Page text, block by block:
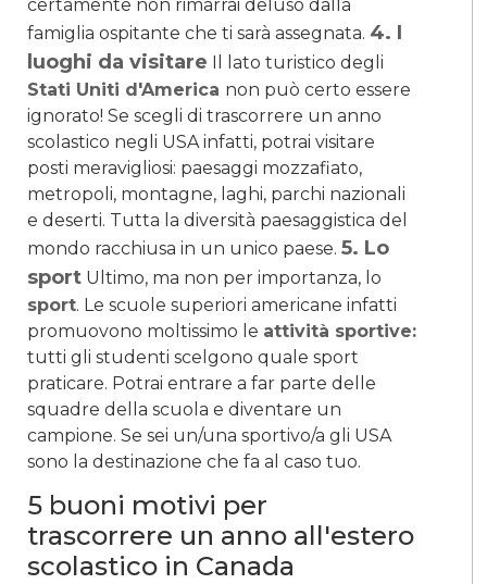
certamente non rimarrai deluso dalla
famiglia ospitante che ti sarà assegnata. 4. I
luoghi da visitare Il lato turistico degli
Stati Uniti d'America non può certo essere
ignorato! Se scegli di trascorrere un anno
scolastico negli USA infatti, potrai visitare
posti meravigliosi: paesaggi mozzafiato,
metropoli, montagne, laghi, parchi nazionali
e deserti. Tutta la diversità paesaggistica del
mondo racchiusa in un unico paese. 5. Lo
sport Ultimo, ma non per importanza, lo
sport. Le scuole superiori americane infatti
promuovono moltissimo le attività sportive:
tutti gli studenti scelgono quale sport
praticare. Potrai entrare a far parte delle
squadre della scuola e diventare un
campione. Se sei un/una sportivo/a gli USA
sono la destinazione che fa al caso tuo.
5 buoni motivi per
trascorrere un anno all'estero
scolastico in Canada